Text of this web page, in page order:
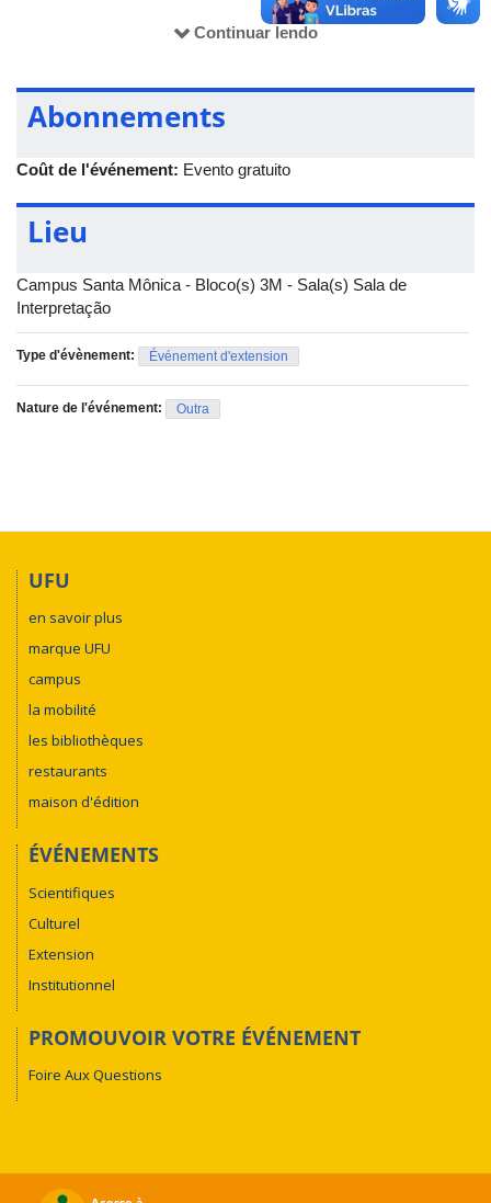
A mesa será composta pelos professores Adalberto Paranhos
(INCIS/UFU), Narciso Telles (IARTE/UFU) e mediada por
Continuar lendo
Abonnements
Coût de l'événement: Evento gratuito
Lieu
Campus Santa Mônica - Bloco(s) 3M - Sala(s) Sala de
Interpretação
Type d'évènement: Événement d'extension
Nature de l'événement: Outra
UFU
en savoir plus
marque UFU
campus
la mobilité
les bibliothèques
restaurants
maison d'édition
ÉVÉNEMENTS
Scientifiques
Culturel
Extension
Institutionnel
PROMOUVOIR VOTRE ÉVÉNEMENT
Foire Aux Questions